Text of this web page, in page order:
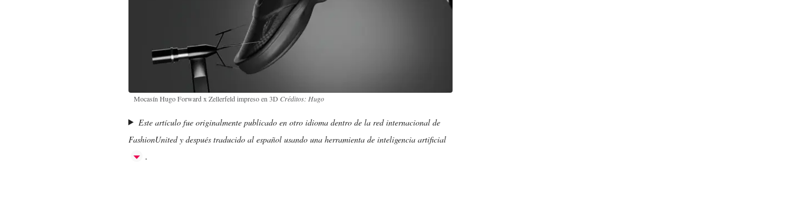
Mocasín Hugo Forward x Zellerfeld impreso en 3D Créditos: Hugo
Este artículo fue originalmente publicado en otro idioma dentro de la red internacional de
FashionUnited y después traducido al español usando una herramienta de inteligencia artificial
.